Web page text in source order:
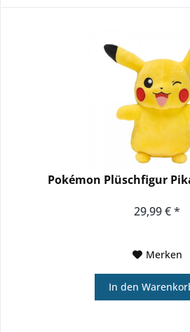
Pokémon Plüschfigur
29,99 € *
Merken
In den